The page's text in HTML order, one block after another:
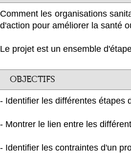
Comment les organisations
d'action pour améliorer la santé
Le projet est un ensemble
OBJECTIFS
- Identifier les différentes étapes
- Montrer le lien entre les
- Identifier les contraintes d'un